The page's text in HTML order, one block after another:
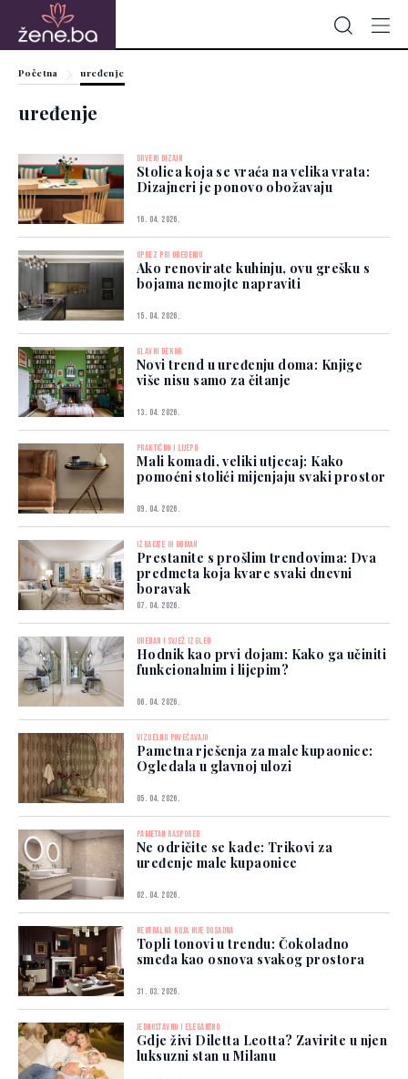
Početna uređenje
uređenje
DRVENI DIZAJN
Stolica koja se vraća na velika vrata:
Dizajneri je ponovo obožavaju
16. 04. 2026.
OPREZ PRI UREĐENJU
Ako renovirate kuhinju, ovu grešku s
bojama nemojte napraviti
15. 04. 2026.
GLAVNI DEKOR
Novi trend u uređenju doma: Knjige
više nisu samo za čitanje
13. 04. 2026.
PRAKTIČNO I LIJEPO
Mali komadi, veliki utjecaj: Kako
pomoćni stolići mijenjaju svaki prostor
09. 04. 2026.
IZBACITE IH ODMAH
Prestanite s prošlim trendovima: Dva
predmeta koja kvare svaki dnevni
boravak
07. 04. 2026.
UREDAN I SVJEŽ IZGLED
Hodnik kao prvi dojam: Kako ga učiniti
funkcionalnim i lijepim?
06. 04. 2026.
VIZUELNO POVEĆAVAJU
Pametna rješenja za male kupaonice:
Ogledala u glavnoj ulozi
05. 04. 2026.
PAMETAN RASPORED
Ne odričite se kade: Trikovi za
uređenje male kupaonice
02. 04. 2026.
NEUTRALNA KOJA NIJE DOSADNA
Topli tonovi u trendu: Čokoladno
smeđa kao osnova svakog prostora
31. 03. 2026.
JEDNOSTAVNO I ELEGANTNO
Gdje živi Diletta Leotta? Zavirite u njen
luksuzni stan u Milanu